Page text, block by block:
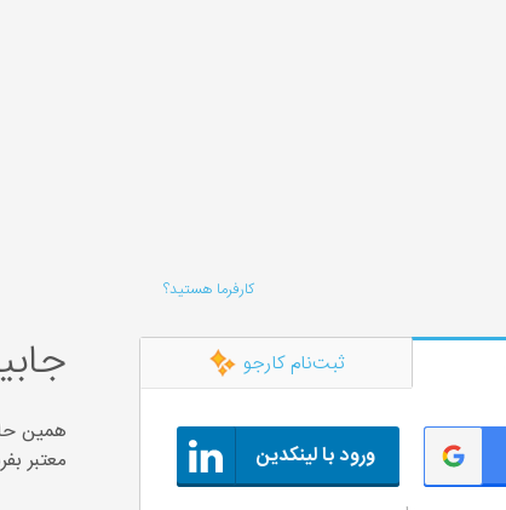
کارفرما هستید؟
ثبت‌نام کارجو
ورود با لینکدین
همین
معتبر